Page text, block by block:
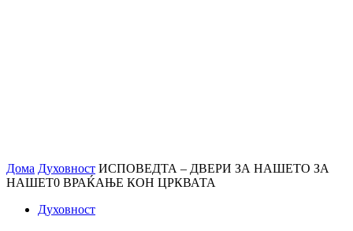
Дома Духовност ИСПОВЕДТА – ДВЕРИ ЗА НАШЕТО ЗА
НАШЕТ0 ВРАЌАЊЕ КОН ЦРКВАТА
Духовност